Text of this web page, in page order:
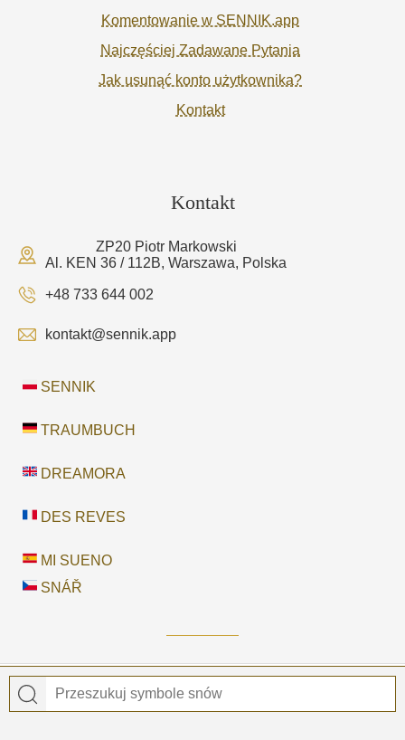
Komentowanie w SENNIK.app
Najczęściej Zadawane Pytania
Jak usunąć konto użytkownika?
Kontakt
Kontakt
ZP20 Piotr Markowski
Al. KEN 36 / 112B, Warszawa, Polska
+48 733 644 002
kontakt@sennik.app
SENNIK
TRAUMBUCH
DREAMORA
DES REVES
MI SUENO
SNÁŘ
© 2026
Sennik